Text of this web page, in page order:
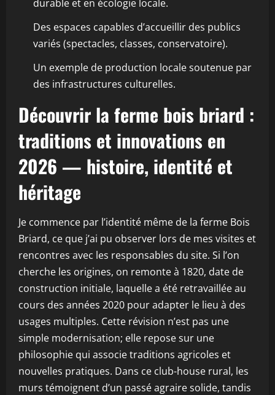
durable et en écologie locale.
Des espaces capables d’accueillir des publics
variés (spectacles, classes, conservatoire).
Un exemple de production locale soutenue par
des infrastructures culturelles.
Découvrir la ferme bois briard :
traditions et innovations en
2026 — histoire, identité et
héritage
Je commence par l’identité même de la ferme Bois
Briard, ce que j’ai pu observer lors de mes visites et
rencontres avec les responsables du site. Si l’on
cherche les origines, on remonte à 1820, date de
construction initiale, laquelle a été retravaillée au
cours des années 2020 pour adapter le lieu à des
usages multiples. Cette révision n’est pas une
simple modernisation; elle repose sur une
philosophie qui associe traditions agricoles et
nouvelles pratiques. Dans ce club-house rural, les
murs témoignent d’un passé agraire solide, tandis